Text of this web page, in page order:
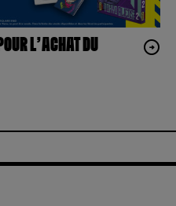
L’ACHAT DU